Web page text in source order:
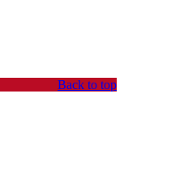
Back to top